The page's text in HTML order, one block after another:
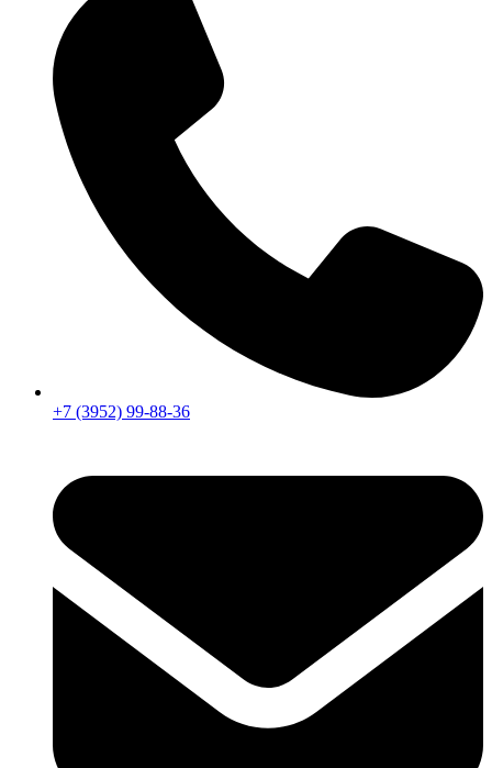
+7 (3952) 99-88-36